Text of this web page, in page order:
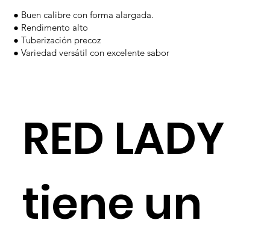
● Buen calibre con forma alargada.
● Rendimento alto
● Tuberización precoz
● Variedad versátil con excelente sabor
RED LADY
tiene un